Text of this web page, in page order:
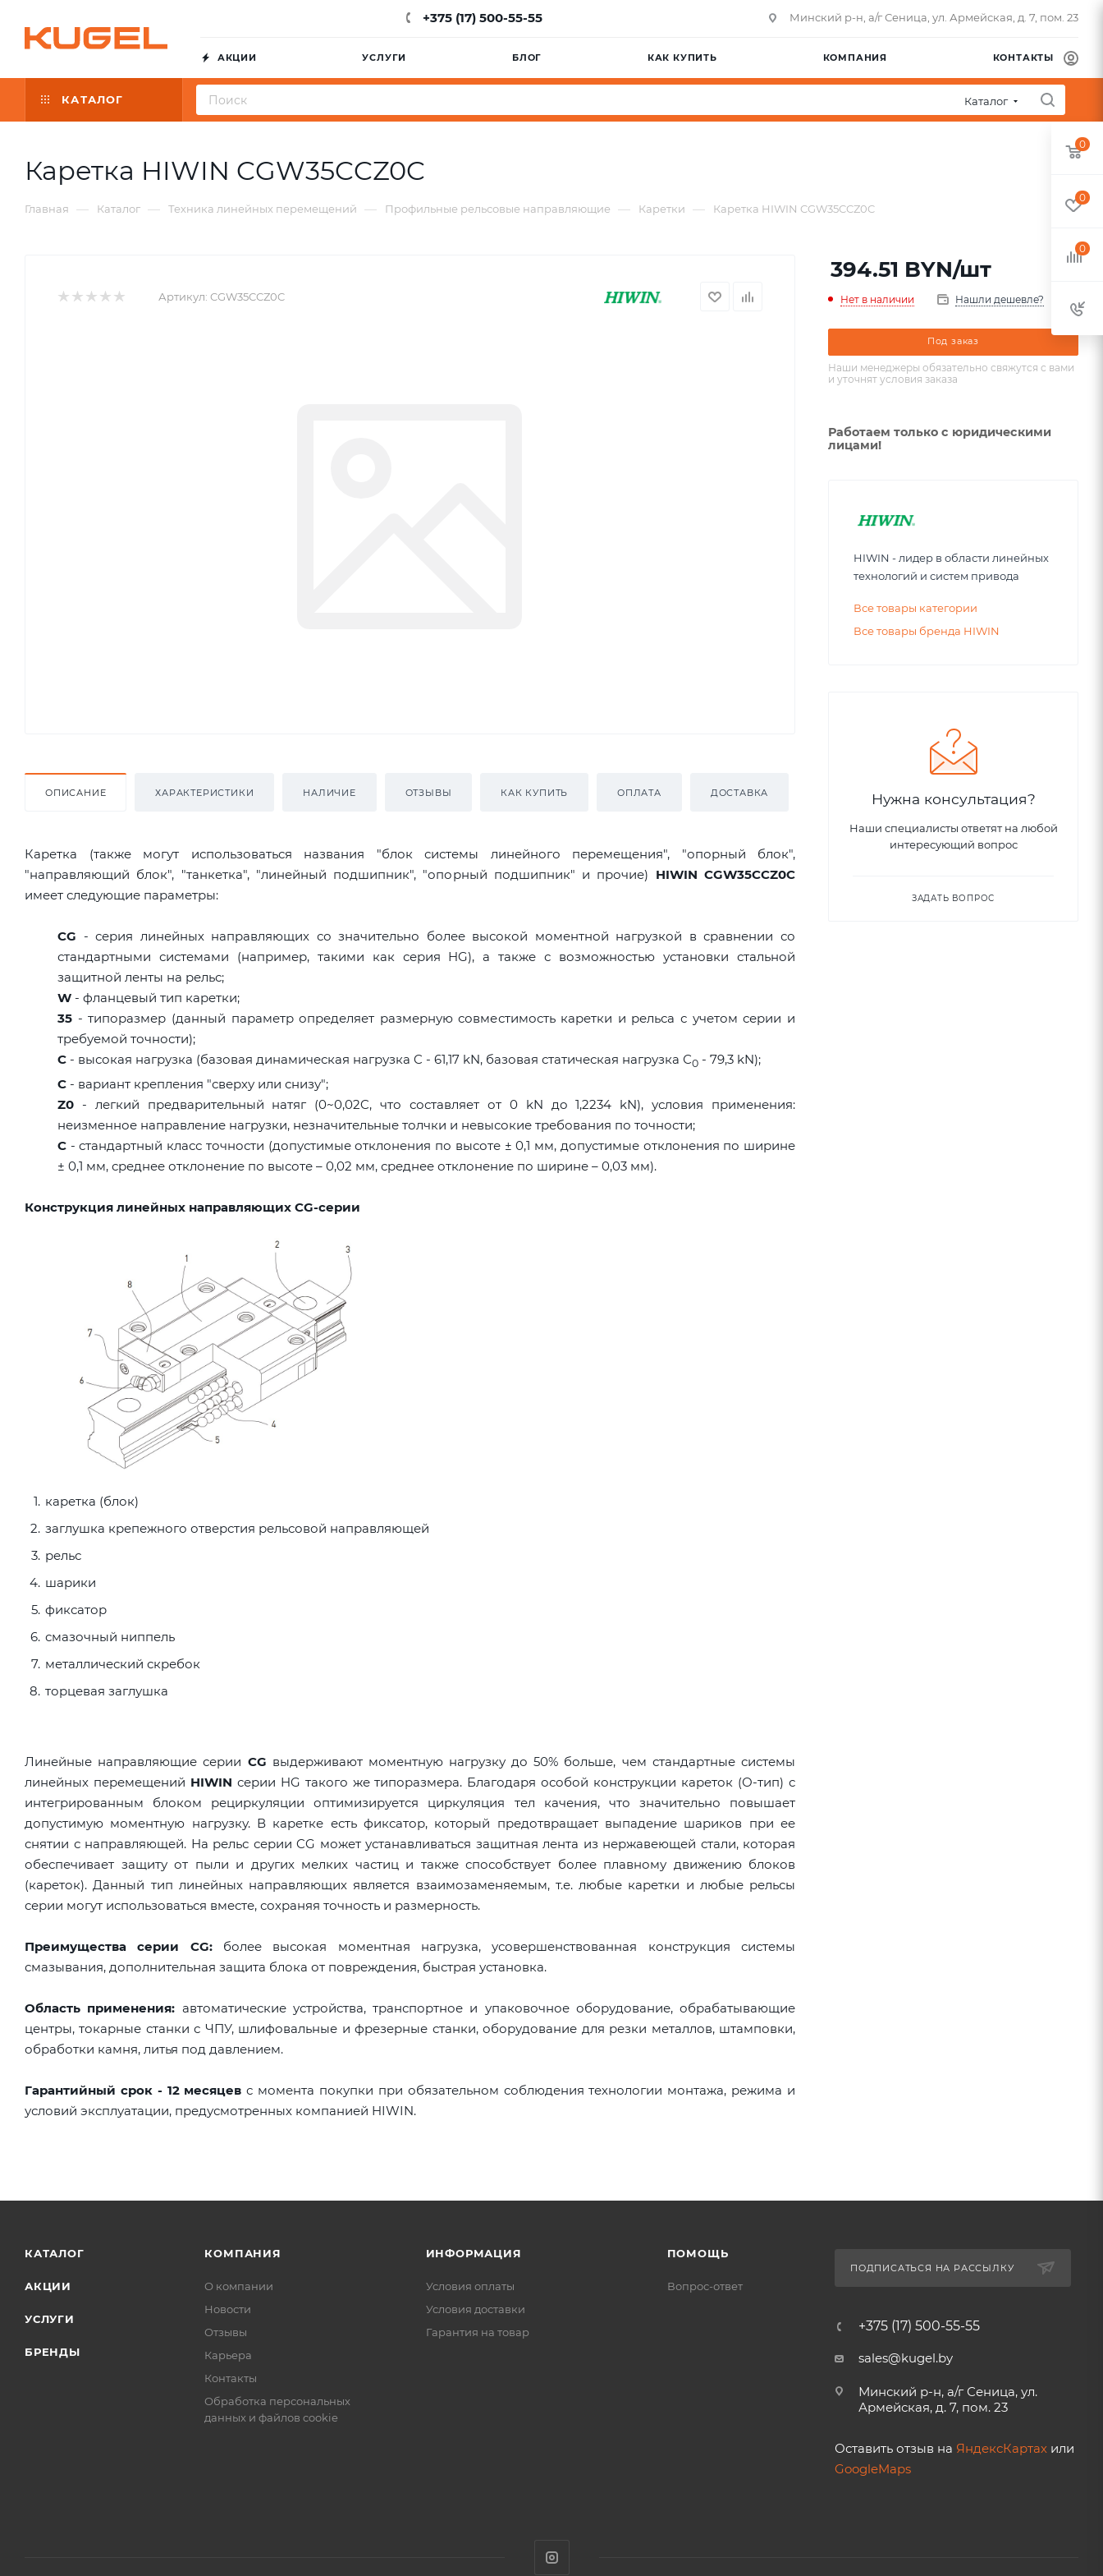
+375 (17) 500-55-55 Минский р-н, а/г Сеница, ул. Армейская, д. 7, пом. 23
АКЦИИ УСЛУГИ БЛОГ КАК КУПИТЬ КОМПАНИЯ КОНТАКТЫ
КАТАЛОГ Каталог
Каретка HIWIN CGW35CCZ0C
Главная — Каталог — Техника линейных перемещений — Профильные рельсовые направляющие — Каретки — Каретка HIWIN CGW35CCZ0C
Артикул: CGW35CCZ0C
ОПИСАНИЕ ХАРАКТЕРИСТИКИ НАЛИЧИЕ ОТЗЫВЫ КАК КУПИТЬ ОПЛАТА ДОСТАВКА
Каретка (также могут использоваться названия "блок системы линейного перемещения", "опорный блок",
"направляющий блок", "танкетка", "линейный подшипник", "опорный подшипник" и прочие) HIWIN CGW35CCZ0C
имеет следующие параметры:
CG - серия линейных направляющих со значительно более высокой моментной нагрузкой в сравнении со
стандартными системами (например, такими как серия HG), а также с возможностью установки стальной
защитной ленты на рельс;
W - фланцевый тип каретки;
35 - типоразмер (данный параметр определяет размерную совместимость каретки и рельса с учетом серии и
требуемой точности);
C - высокая нагрузка (базовая динамическая нагрузка C - 61,17 kN, базовая статическая нагрузка С0 - 79,3 kN);
C - вариант крепления "сверху или снизу";
Z0 - легкий предварительный натяг (0~0,02C, что составляет от 0 kN до 1,2234 kN), условия применения:
неизменное направление нагрузки, незначительные толчки и невысокие требования по точности;
C - стандартный класс точности (допустимые отклонения по высоте ± 0,1 мм, допустимые отклонения по ширине
± 0,1 мм, среднее отклонение по высоте – 0,02 мм, среднее отклонение по ширине – 0,03 мм).
Конструкция линейных направляющих CG-серии
каретка (блок)
заглушка крепежного отверстия рельсовой направляющей
рельс
шарики
фиксатор
смазочный ниппель
металлический скребок
торцевая заглушка
Линейные направляющие серии CG выдерживают моментную нагрузку до 50% больше, чем стандартные системы
линейных перемещений HIWIN серии HG такого же типоразмера. Благодаря особой конструкции кареток (О-тип) с
интегрированным блоком рециркуляции оптимизируется циркуляция тел качения, что значительно повышает
допустимую моментную нагрузку. В каретке есть фиксатор, который предотвращает выпадение шариков при ее
снятии с направляющей. На рельс серии CG может устанавливаться защитная лента из нержавеющей стали, которая
обеспечивает защиту от пыли и других мелких частиц и также способствует более плавному движению блоков
(кареток). Данный тип линейных направляющих является взаимозаменяемым, т.е. любые каретки и любые рельсы
серии могут использоваться вместе, сохраняя точность и размерность.
Преимущества серии CG:более высокая моментная нагрузка, усовершенствованная конструкция системы
смазывания, дополнительная защита блока от повреждения, быстрая установка.
Область применения: автоматические устройства, транспортное и упаковочное оборудование, обрабатывающие
центры, токарные станки с ЧПУ, шлифовальные и фрезерные станки, оборудование для резки металлов, штамповки,
обработки камня, литья под давлением.
Гарантийный срок - 12 месяцев с момента покупки при обязательном соблюдения технологии монтажа, режима и
условий эксплуатации, предусмотренных компанией HIWIN.
394.51 BYN/шт
Нет в наличии Нашли дешевле?
Под заказ
Наши менеджеры обязательно свяжутся с вами
и уточнят условия заказа
Работаем только с юридическими
лицами!
HIWIN - лидер в области линейных
технологий и систем привода
Все товары категории
Все товары бренда HIWIN
Нужна консультация?
Наши специалисты ответят на любой
интересующий вопрос
ЗАДАТЬ ВОПРОС
КАТАЛОГ
АКЦИИ
УСЛУГИ
БРЕНДЫ
КОМПАНИЯ
О компании
Новости
Отзывы
Карьера
Контакты
Обработка персональных
данных и файлов cookie
ИНФОРМАЦИЯ
Условия оплаты
Условия доставки
Гарантия на товар
ПОМОЩЬ
Вопрос-ответ
ПОДПИСАТЬСЯ НА РАССЫЛКУ
+375 (17) 500-55-55
sales@kugel.by
Минский р-н, а/г Сеница, ул.
Армейская, д. 7, пом. 23
Оставить отзыв на ЯндексКартахили
GoogleMaps
0
0
0